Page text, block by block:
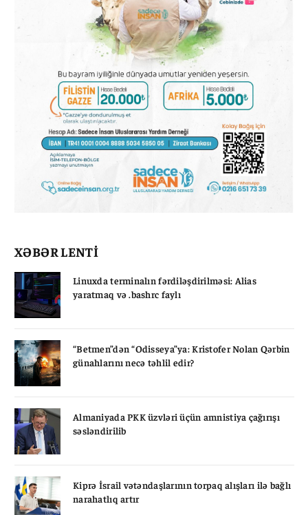
XƏBƏR LENTİ
Linuxda terminalın fərdiləşdirilməsi: Alias
yaratmaq və .bashrc faylı
“Betmen”dən “Odisseya”ya: Kristofer Nolan Qərbin
günahlarını necə təhlil edir?
Almaniyada PKK üzvləri üçün amnistiya çağırışı
səsləndirilib
Kiprə İsrail vətəndaşlarının torpaq alışları ilə bağlı
narahatlıq artır